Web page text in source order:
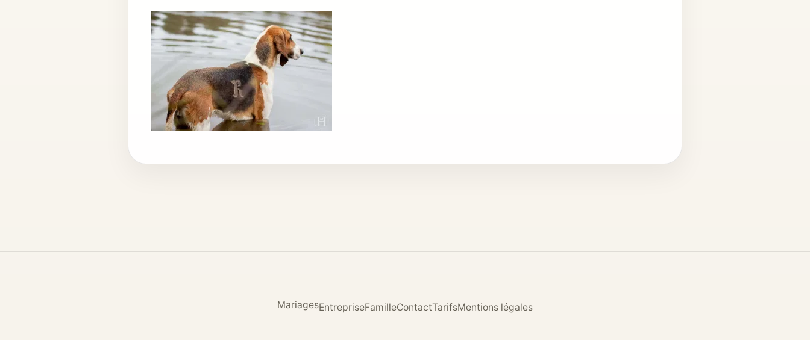
MariagesEntrepriseFamilleContactTarifsMentions légales